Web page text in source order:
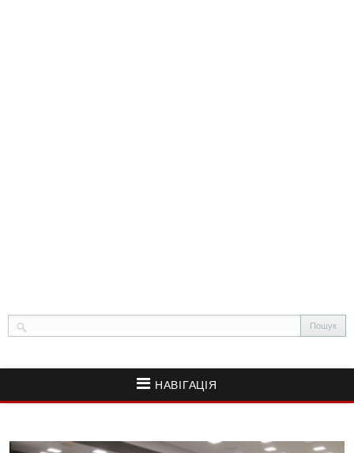
НАВІГАЦІЯ